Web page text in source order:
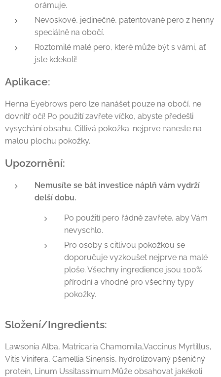
orámuje.
Nevoskové, jedinečné, patentované pero z henny
speciálně na obočí.
Roztomilé malé pero, které může být s vámi, ať
jste kdekoli!
Aplikace:
Henna Eyebrows pero lze nanášet pouze na obočí, ne
dovnitř očí! Po použití zavřete víčko, abyste předešli
vysychání obsahu. Citlivá pokožka: nejprve naneste na
malou plochu pokožky.
Upozornění:
Nemusíte se bát investice náplň vám vydrží
delší dobu.
Po použití pero řádně zavřete, aby Vám
nevyschlo.
Pro osoby s citlivou pokožkou se
doporučuje vyzkoušet nejprve na malé
ploše. Všechny ingredience jsou 100%
přírodní a vhodné pro všechny typy
pokožky.
Složení/Ingredients:
Lawsonia Alba, Matricaria Chamomila,Vaccinus Myrtillus,
Vitis Vinifera, Camellia Sinensis, hydrolizovaný pšeničný
proteín, Linum Ussitassimum.Může obsahovat jakékoli